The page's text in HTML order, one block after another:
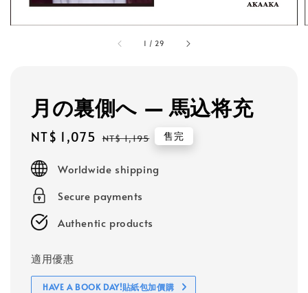
1 / 29
月の裏側へ — 馬込将充
Sale
NT$ 1,075 Regular
NT$ 1,195 售完
Worldwide shipping
Secure payments
Authentic products
適用優惠
HAVE A BOOK DAY!貼紙包加價購